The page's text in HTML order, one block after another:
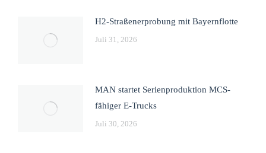
H2-Straßenerprobung mit Bayernflotte
Juli 31, 2026
MAN startet Serienproduktion MCS-
fähiger E-Trucks
Juli 30, 2026